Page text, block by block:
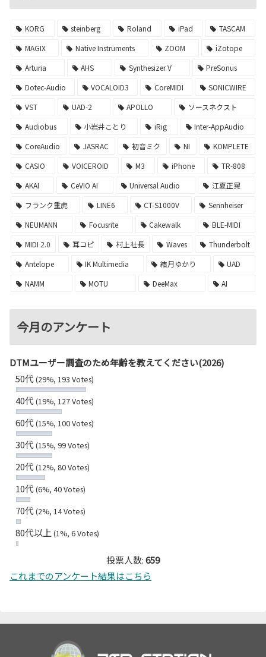
KORG steinberg Roland iPad
TASCAM
MAGIX
Native Instruments ZOOM
iZotope
Arturia
AHS Synthesizer V
PreSonus
Dotec-Audio
VOCALOID3 CoreMIDI
SONICWIRE
VST
UAD-2 APOLLO
ソースネクスト
Audiobus
小岩井ことり iRig
Inter-AppAudio
CoreAudio
JASRAC 初音ミク NI
KOMPLETE
CASIO
VOICEROID M3 iPhone
TR-808
AKAI
CeVIO AI Universal Audio
江夏正晃
フランク重虎
LINE6 CT-S1000V
Sennheiser
NEUMANN
Focusrite Cakewalk
BLE-MIDI
MIDI 2.0
耳コピ 村上社長 Waves
Thunderbolt
Antelope
IK Multimedia 結月ゆかり
UAD
NAMM
MOTU DeeMax AI
今月のアンケート
DTMユーザー調査のため年齢を教えてください(2026)
50代(29%, 193 Votes)
40代(19%, 127 Votes)
60代(15%, 100 Votes)
30代(15%, 99 Votes)
20代(12%, 80 Votes)
10代(6%, 40 Votes)
70代(2%, 14 Votes)
80代以上 (1%, 6 Votes)
投票人数:659
これまでのアンケート結果はこちら